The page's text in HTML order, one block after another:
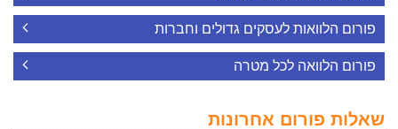
פורום הלוואות לעסקים גדולים וחברות
פורום הלוואה לכל מטרה
שאלות פורום אחרונות